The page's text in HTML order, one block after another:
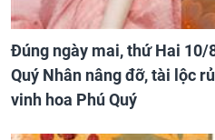
Đúng ngày mai, thứ Hai 10/
Quý Nhân nâng đỡ, tài lộc
vinh hoa Phú Quý